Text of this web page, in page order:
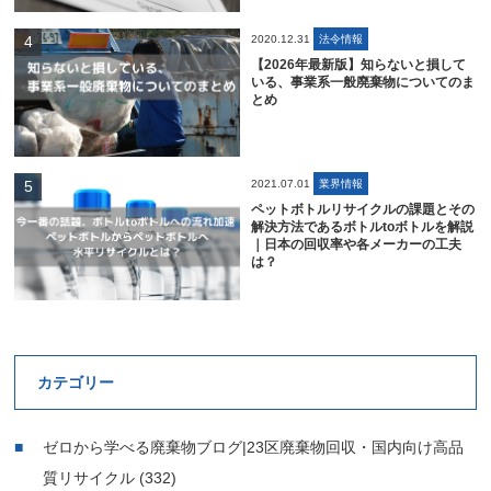
2020.12.31 法令情報
【2026年最新版】知らないと損して
いる、事業系一般廃棄物についてのま
とめ
2021.07.01 業界情報
ペットボトルリサイクルの課題とその
解決方法であるボトルtoボトルを解説
｜日本の回収率や各メーカーの工夫
は？
カテゴリー
ゼロから学べる廃棄物ブログ|23区廃棄物回収・国内向け高品
質リサイクル (332)